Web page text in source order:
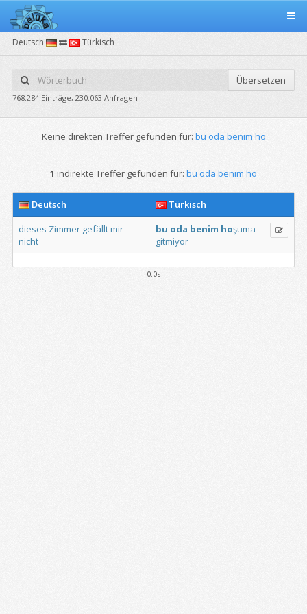
Deutsch Türkisch
Übersetzen
768.284 Einträge, 230.063 Anfragen
Keine direkten Treffer gefunden für: bu oda benim ho
1 indirekte Treffer gefunden für: bu oda benim ho
Deutsch
Türkisch
dieses Zimmer gefälltmir
nicht
bu oda benim hoşuma
gitmiyor
0.0s